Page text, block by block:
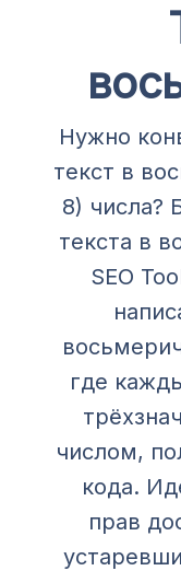
Нужно
текст в
8) числа?
текста в
SEO
где
числом,
кода.
прав